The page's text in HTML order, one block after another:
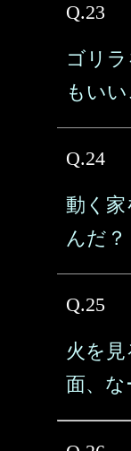
Q.23
ゴリ
もい
Q.24
動く家
んだ？
Q.25
火を
面、な